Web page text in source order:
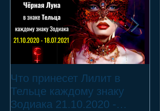
Что принесет Лилит в
Тельце каждому знаку
Зодиака 21.10.2020 -